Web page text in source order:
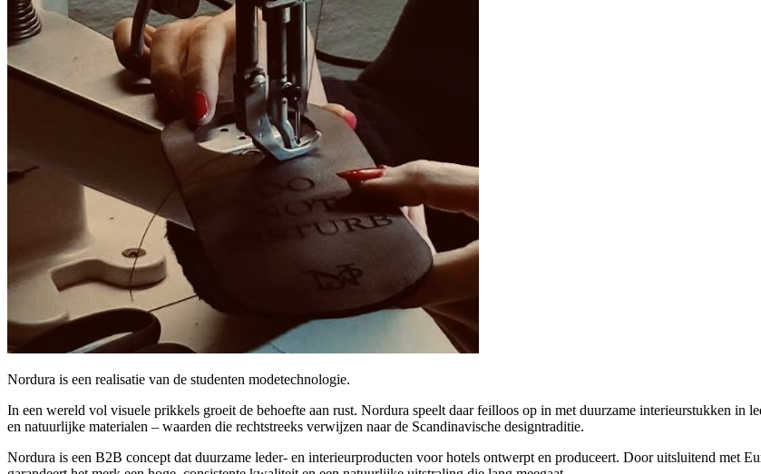
Nordura is een realisatie van de studenten modetechnologie.
In een wereld vol visuele prikkels groeit de behoefte aan rust. Nordura speelt daar feilloos op in met duurzame interieurstukken in
en natuurlijke materialen – waarden die rechtstreeks verwijzen naar de Scandinavische designtraditie.
Nordura is een B2B concept dat duurzame leder- en interieurproducten voor hotels ontwerpt en produceert. Door uitsluitend met